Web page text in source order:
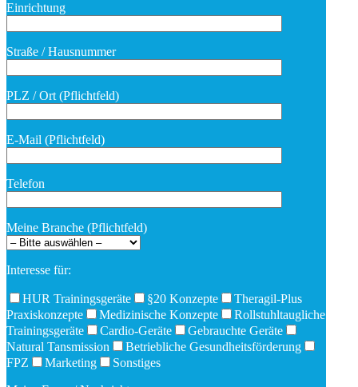
Einrichtung
Straße / Hausnummer
PLZ / Ort (Pflichtfeld)
E-Mail (Pflichtfeld)
Telefon
Meine Branche (Pflichtfeld)
Interesse für:
HUR Trainingsgeräte §20 Konzepte
Theragil-Plus
Praxiskonzepte
Medizinische Konzepte
Rollstuhltaugliche
Trainingsgeräte
Cardio-Geräte
Gebrauchte Geräte
Natural Tansmission
Betriebliche Gesundheitsförderung
FPZ
Marketing
Sonstiges